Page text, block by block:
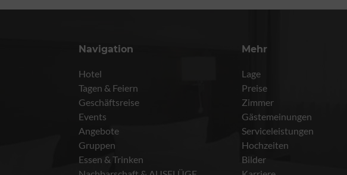
Navigation
Hotel
Tagen & Feiern
Geschäftsreise
Events
Angebote
Gruppen
Essen & Trinken
Mehr
Lage
Preise
Zimmer
Gästemeinungen
Serviceleistungen
Hochzeiten
Bilder